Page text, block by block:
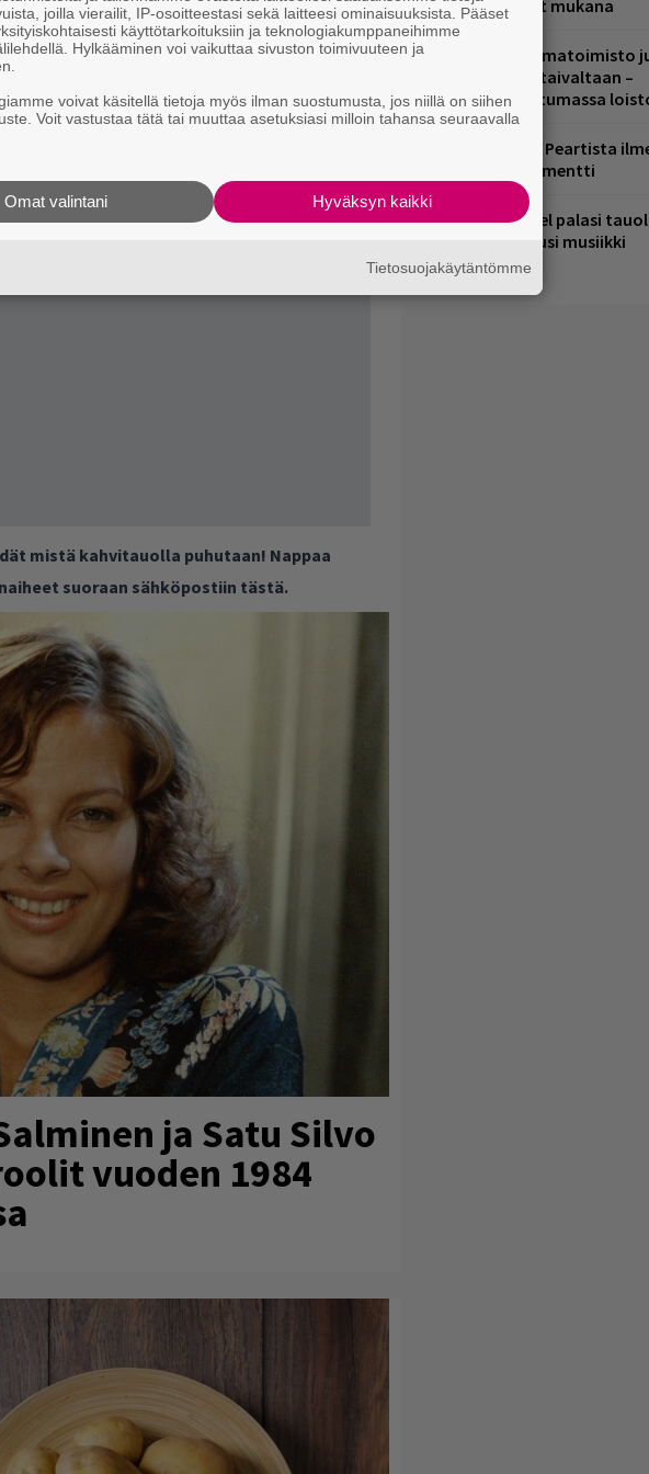
mistä kahvitauolla puhutaan! Nappaa
suoraan sähköpostiin tästä.
ja Satu Silvo
vuoden 1984
nämä artistit mukana
Mainio ohjelmatoimisto
10-vuotista taivaltaan –
ilmaistapahtumassa
Rushin Neail Peartista
kuussa dokumentti
Blind Channel palasi
kuulostaa uusi musiikki
joilla vierailit, IP-osoitteestasi sekä laitteesi ominaisuuksista. Pääset
käyttötarkoituksiin ja teknologiakumppaneihimme
Hylkääminen voi vaikuttaa sivuston toimivuuteen ja
voivat käsitellä tietoja myös ilman suostumusta, jos niillä on siihen
Voit vastustaa tätä tai muuttaa asetuksiasi milloin tahansa seuraavalla
Hyväksyn kaikki
Omat valintani
Tietosuojakäytäntömme